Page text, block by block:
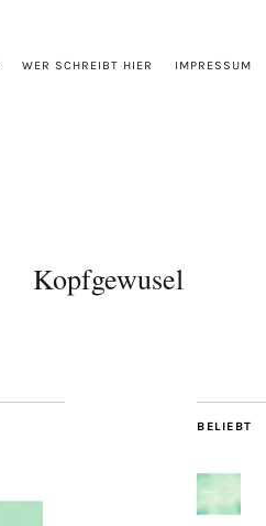
WER SCHREIBT HIER IMPRESSUM
Kopfgewusel
BELIEBT